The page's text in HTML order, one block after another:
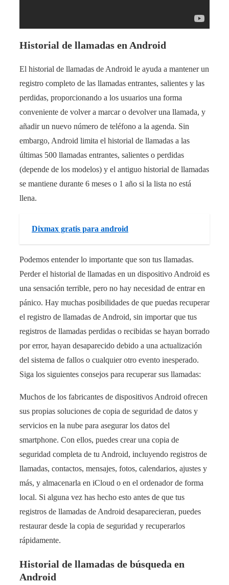
Historial de llamadas en Android
El historial de llamadas de Android le ayuda a mantener un
registro completo de las llamadas entrantes, salientes y las
perdidas, proporcionando a los usuarios una forma
conveniente de volver a marcar o devolver una llamada, y
añadir un nuevo número de teléfono a la agenda. Sin
embargo, Android limita el historial de llamadas a las
últimas 500 llamadas entrantes, salientes o perdidas
(depende de los modelos) y el antiguo historial de llamadas
se mantiene durante 6 meses o 1 año si la lista no está
llena.
Dixmax gratis para android
Podemos entender lo importante que son tus llamadas.
Perder el historial de llamadas en un dispositivo Android es
una sensación terrible, pero no hay necesidad de entrar en
pánico. Hay muchas posibilidades de que puedas recuperar
el registro de llamadas de Android, sin importar que tus
registros de llamadas perdidas o recibidas se hayan borrado
por error, hayan desaparecido debido a una actualización
del sistema de fallos o cualquier otro evento inesperado.
Siga los siguientes consejos para recuperar sus llamadas:
Muchos de los fabricantes de dispositivos Android ofrecen
sus propias soluciones de copia de seguridad de datos y
servicios en la nube para asegurar los datos del
smartphone. Con ellos, puedes crear una copia de
seguridad completa de tu Android, incluyendo registros de
llamadas, contactos, mensajes, fotos, calendarios, ajustes y
más, y almacenarla en iCloud o en el ordenador de forma
local. Si alguna vez has hecho esto antes de que tus
registros de llamadas de Android desaparecieran, puedes
restaurar desde la copia de seguridad y recuperarlos
rápidamente.
Historial de llamadas de búsqueda en
Android